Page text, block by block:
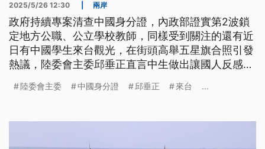
2025/5/26 12:30 兩岸
政府持續專案清查中國身分證，內政部證實第2波鎖
定地方公職、公立學校教師，同樣受到關注的還有近
日有中國學生來台觀光，在街頭高舉五星旗合照引發
熱議，陸委會主委邱垂正直言中生做出讓國人反感的
後申請來台將嚴審。
陸委會主委 中國身分證 邱垂正 來台 ...